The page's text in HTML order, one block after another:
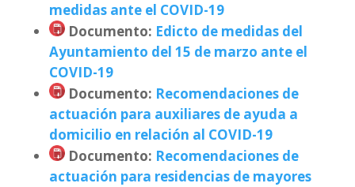
medidas ante el COVID-19
Documento: Edicto de medidas del
Ayuntamiento del 15 de marzo ante el
COVID-19
Documento: Recomendaciones de
actuación para auxiliares de ayuda a
domicilio en relación al COVID-19
Documento: Recomendaciones de
actuación para residencias de mayores